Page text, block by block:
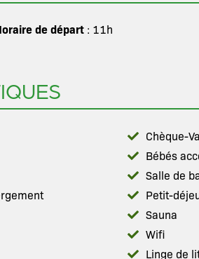
de départ: 11h
Chèque-
Bébés
Salle de
Petit-
Sauna
Wifi
Linge de